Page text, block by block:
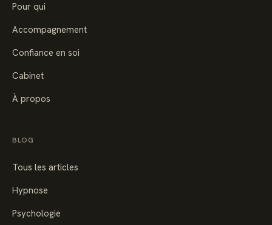
Pour qui
Accompagnement
Confiance en soi
Cabinet
À propos
BLOG
Tous les articles
Hypnose
Psychologie